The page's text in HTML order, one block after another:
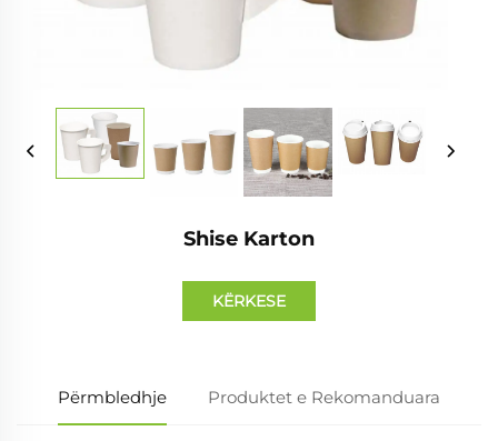
Shise Karton
KËRKESE
Përmbledhje Produktet e Rekomanduara